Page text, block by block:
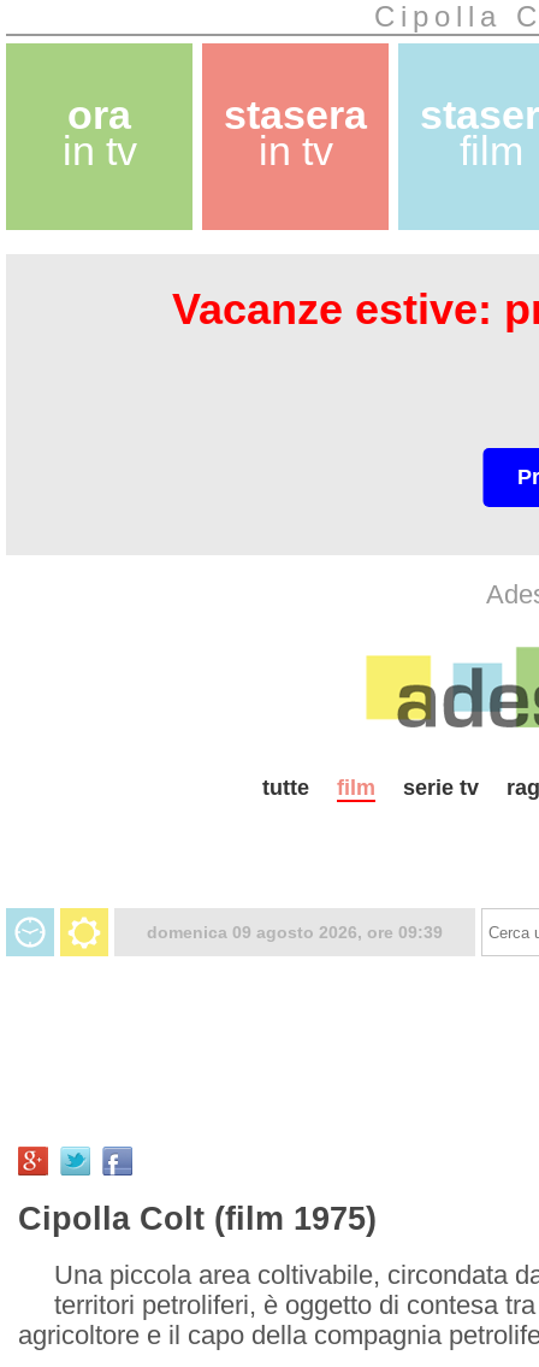
Cipolla
ora
in tv
stasera
in tv
film
Vacanze estive:
tutte film serie tv
domenica 09 agosto 2026, ore 09:39
Cipolla Colt (film 1975)
Una piccola area coltivabile, circondata
territori petroliferi, è oggetto di contesa
agricoltore e il capo della compagnia